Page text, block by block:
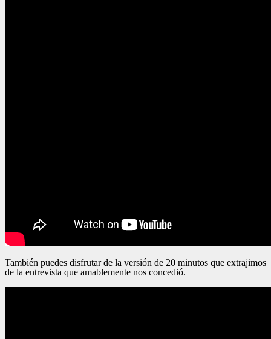
También puedes disfrutar de la versión de 20 minutos que extrajimos
de la entrevista que amablemente nos concedió.